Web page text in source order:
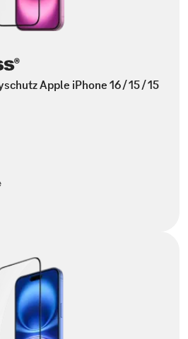
Apple iPhone 16 / 15 / 15